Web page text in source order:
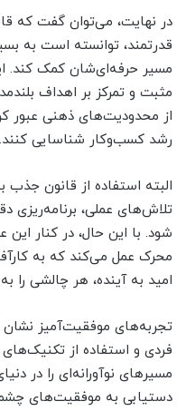
در نهایت، می‌توان گفت که
قدرتمند، توانسته است به
مسیر حرفه‌ای‌شان کمک کند.
مثبت و تمرکز بر اهداف
از محدودیت‌های ذهنی عبور
رشد کسب‌وکار شناسایی کنند.
البته استفاده از قانون جذب
تلاش‌های عملی، برنامه‌ریزی
شود. با این حال، در کنار
محرک عمل می‌کند که به
امید به آینده، هر چالشی را
تجربه‌های موفقیت‌آمیز نشان
فردی و استفاده از
مسیرهای نوآورانه‌ای را در
دستیابی به موفقیت‌های